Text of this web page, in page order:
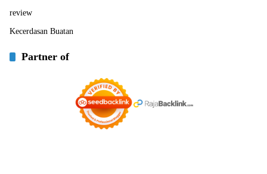
review
Kecerdasan Buatan
Partner of